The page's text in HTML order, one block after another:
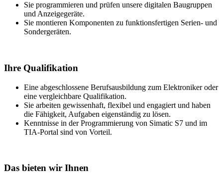
Sie programmieren und prüfen unsere digitalen Baugruppen
und Anzeigegeräte.
Sie montieren Komponenten zu funktionsfertigen Serien- und
Sondergeräten.
Ihre Qualifikation
Eine abgeschlossene Berufsausbildung zum Elektroniker oder
eine vergleichbare Qualifikation.
Sie arbeiten gewissenhaft, flexibel und engagiert und haben
die Fähigkeit, Aufgaben eigenständig zu lösen.
Kenntnisse in der Programmierung von Simatic S7 und im
TIA-Portal sind von Vorteil.
Das bieten wir Ihnen